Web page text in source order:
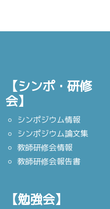
【シンポ・研修
会】
シンポジウム情報
シンポジウム論文集
教師研修会情報
教師研修会報告書
【勉強会】